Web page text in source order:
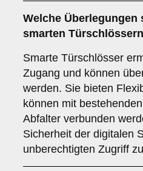
Welche
smarten Türschlössern
Smarte Türschlösser
Zugang und können
werden. Sie bieten
können mit
Abfalter verbunden
Sicherheit der digitalen
unberechtigten Zugriff